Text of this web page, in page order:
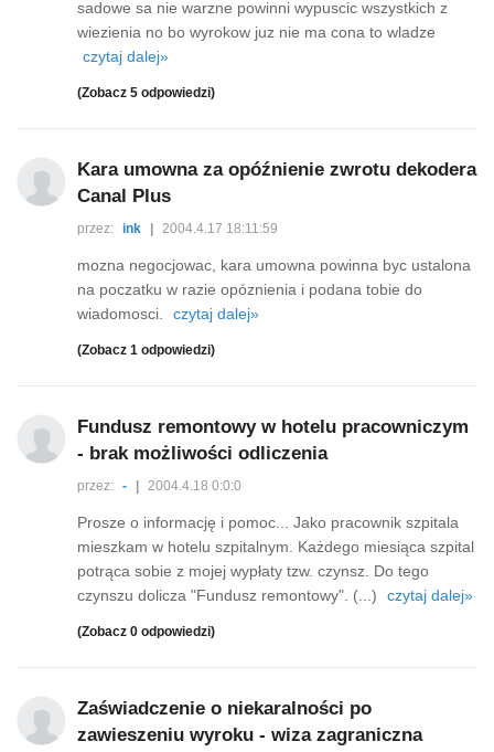
sadowe sa nie warzne powinni wypuscic wszystkich z
wiezienia no bo wyrokow juz nie ma cona to wladze
czytaj dalej»
(Zobacz 5 odpowiedzi)
Kara umowna za opóźnienie zwrotu dekodera
Canal Plus
przez: ink 2004.4.17 18:11:59
mozna negocjowac, kara umowna powinna byc ustalona
na poczatku w razie opóznienia i podana tobie do
wiadomosci.
czytaj dalej»
(Zobacz 1 odpowiedzi)
Fundusz remontowy w hotelu pracowniczym
- brak możliwości odliczenia
przez: - 2004.4.18 0:0:0
Prosze o informację i pomoc... Jako pracownik szpitala
mieszkam w hotelu szpitalnym. Każdego miesiąca szpital
potrąca sobie z mojej wypłaty tzw. czynsz. Do tego
czynszu dolicza "Fundusz remontowy". (...)
czytaj dalej»
(Zobacz 0 odpowiedzi)
Zaświadczenie o niekaralności po
zawieszeniu wyroku - wiza zagraniczna